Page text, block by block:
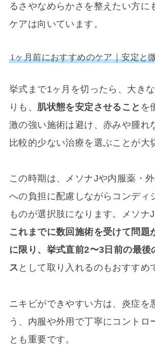
るさやなめらかさを整えたい方に
ケアは向いています。
1ヶ月前におすすめのケア｜安定と
挙式まで1ヶ月を切ったら、大き
りも、 肌状態を安定させること を
激の強い施術は避け、赤みや腫れ
比較的少ない治療を選ぶことが大
この時期は、メソナJや内服薬・
への負担に配慮しながらコンディ
ものが選択肢になります。メソナJ
これまでに数回施術を受けて問題
に限り、挙式直前2〜3日前の最後
ス として取り入れるのもおすすめ
ニキビができやすい方は、炎症を
う、内服や外用で丁寧にコントロ
とも重要です。